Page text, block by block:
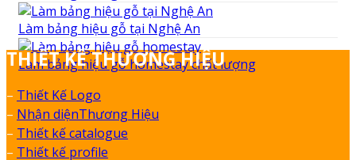
Làm bảng hiệu gỗ tại Nghệ An
Làm bảng hiệu gỗ homestay chất lượng
THIẾT KẾ THƯƠNG HIỆU
– Thiết Kế Logo
– Nhận diệnThương Hiệu
– Thiết kế catalogue
– Thiết kế profile